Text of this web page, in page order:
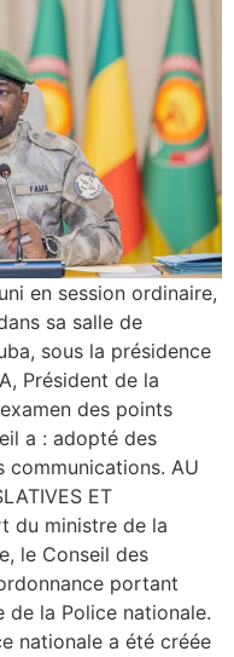
en session ordinaire,
sa salle de
sous la présidence
Président de la
des points
a : adopté des
AU
ET
du ministre de la
le Conseil des
portant
la Police nationale.
nationale a été créée